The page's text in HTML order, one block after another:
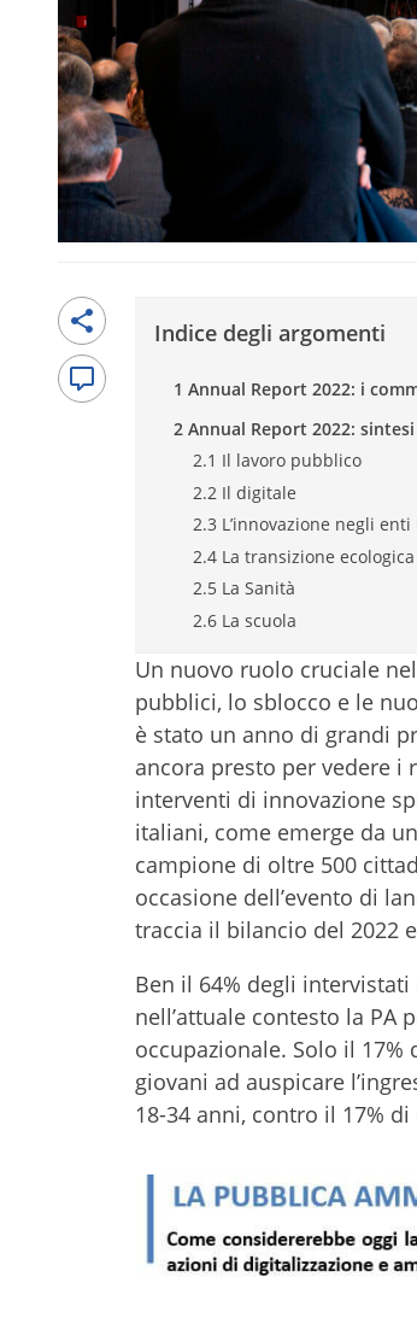
Indice degli argomenti
1 Annual Report 2022: i
2 Annual Report 2022:
2.1 Il lavoro pubblico
2.2 Il digitale
2.3 L’innovazione negli enti
2.4 La transizione ecologica
2.5 La Sanità
2.6 La scuola
Un nuovo ruolo cruciale
pubblici, lo sblocco e le
è stato un anno di grandi
ancora presto per vedere i
interventi di innovazione
italiani, come emerge da
campione di oltre 500
occasione dell’evento di
traccia il bilancio del 2022
Ben il 64% degli
nell’attuale contesto la PA
occupazionale. Solo il
giovani ad auspicare
18-34 anni, contro il 17%